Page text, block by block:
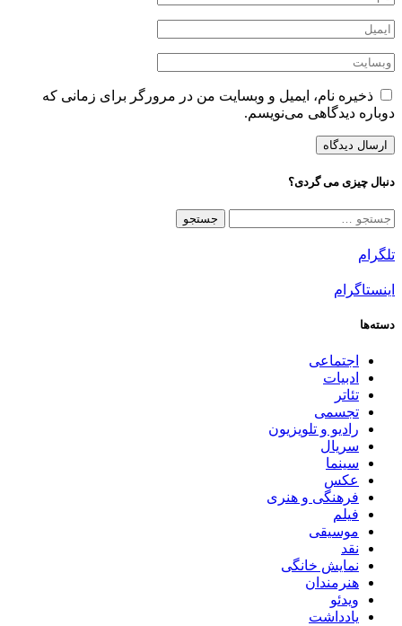
ذخیره نام، ایمیل و وبسایت من در مرورگر برای زمانی که
دوباره دیدگاهی می‌نویسم.
دنبال چیزی می گردی؟
جستجو
تلگرام
اینستاگرام
دسته‌ها
اجتماعی
ادبیات
تئاتر
تجسمی
رادیو و تلویزیون
سریال
سینما
عکس
فرهنگی و هنری
فیلم
موسیقی
نقد
نمایش خانگی
هنرمندان
ویدئو
یادداشت